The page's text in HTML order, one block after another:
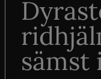
sämst